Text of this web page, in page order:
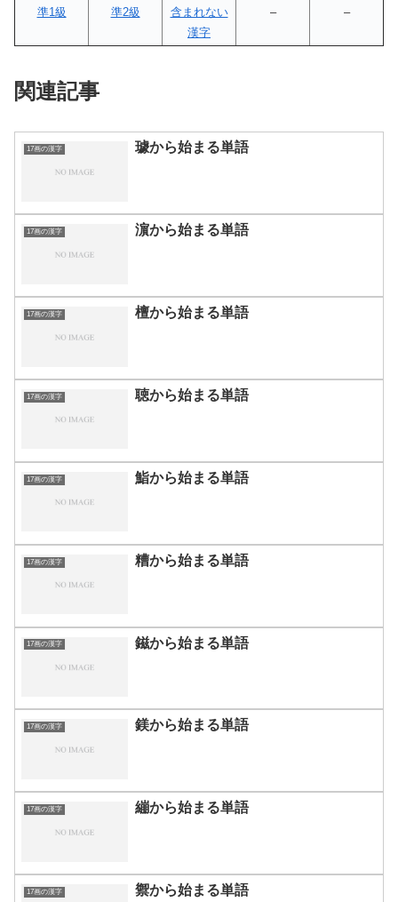
準1級 準2級
含まれない
漢字
– –
関連記事
17画の漢字 璩から始まる単語
17画の漢字 濵から始まる単語
17画の漢字 檀から始まる単語
17画の漢字 聴から始まる単語
17画の漢字 鮨から始まる単語
17画の漢字 糟から始まる単語
17画の漢字 鎡から始まる単語
17画の漢字 鎂から始まる単語
17画の漢字 繃から始まる単語
17画の漢字 禦から始まる単語